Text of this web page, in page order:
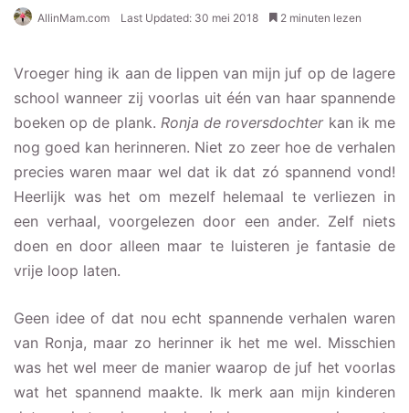
AllinMam.com Last Updated: 30 mei 2018 2 minuten lezen
Vroeger hing ik aan de lippen van mijn juf op de lagere
school wanneer zij voorlas uit één van haar spannende
boeken op de plank. Ronja de roversdochterkan ik me
nog goed kan herinneren. Niet zo zeer hoe de verhalen
precies waren maar wel dat ik dat zó spannend vond!
Heerlijk was het om mezelf helemaal te verliezen in
een verhaal, voorgelezen door een ander. Zelf niets
doen en door alleen maar te luisteren je fantasie de
vrije loop laten.
Geen idee of dat nou echt spannende verhalen waren
van Ronja, maar zo herinner ik het me wel. Misschien
was het wel meer de manier waarop de juf het voorlas
wat het spannend maakte. Ik merk aan mijn kinderen